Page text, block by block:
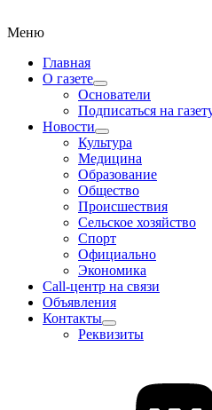
Меню
Главная
О газете
Основатели
Подписаться на
Новости
Культура
Медицина
Образование
Общество
Происшествия
Сельское хозяйство
Спорт
Официально
Экономика
Call-центр на связи
Объявления
Контакты
Реквизиты